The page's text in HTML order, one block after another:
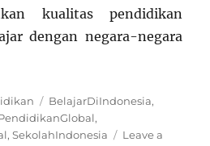
kualitas pendidikan
dengan negara-negara
Tags
BelajarDiIndonesia,
,
,SekolahIndonesia
Leave a